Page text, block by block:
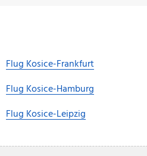
Flug Kosice-Frankfurt
Flug Kosice-Hamburg
Flug Kosice-Leipzig